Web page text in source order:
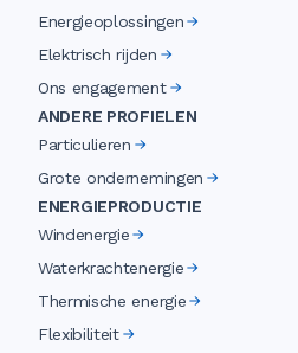
Energieoplossingen
Elektrisch rijden
Ons engagement
ANDERE PROFIELEN
Particulieren
Grote ondernemingen
ENERGIEPRODUCTIE
Windenergie
Waterkrachtenergie
Thermische energie
Flexibiliteit